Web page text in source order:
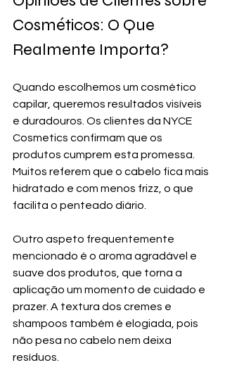
Cosméticos: O Que
Realmente Importa?
Quando escolhemos um cosmético
capilar, queremos resultados visíveis
e duradouros. Os clientes da NYCE
Cosmetics confirmam que os
produtos cumprem esta promessa.
Muitos referem que o cabelo fica mais
hidratado e com menos frizz, o que
facilita o penteado diário.
Outro aspeto frequentemente
mencionado é o aroma agradável e
suave dos produtos, que torna a
aplicação um momento de cuidado e
prazer. A textura dos cremes e
shampoos também é elogiada, pois
não pesa no cabelo nem deixa
resíduos.